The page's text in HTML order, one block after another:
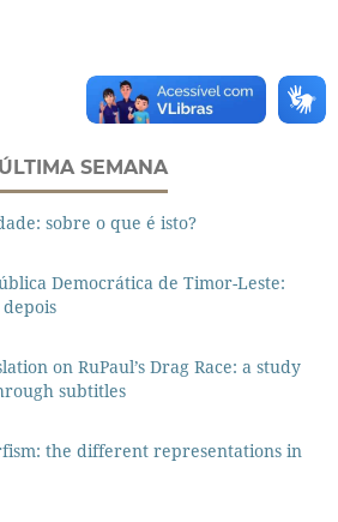
SEMANA
sobre o que é isto?
Democrática de Timor-Leste:
on RuPaul’s Drag Race: a study
subtitles
the different representations in